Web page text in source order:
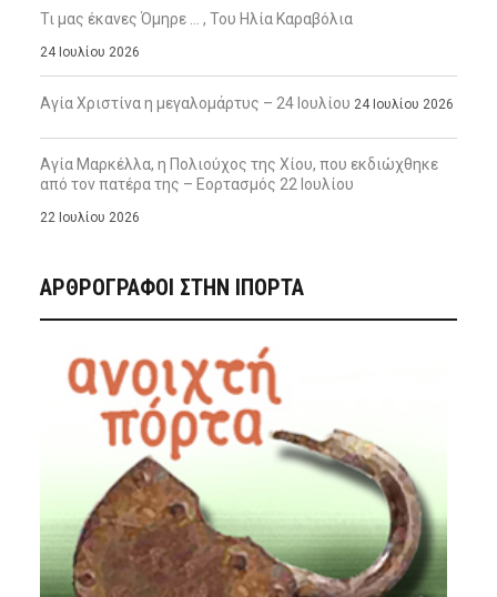
Τι μας έκανες Όμηρε … , Του Ηλία Καραβόλια
24 Ιουλίου 2026
Αγία Χριστίνα η μεγαλομάρτυς – 24 Ιουλίου 24 Ιουλίου 2026
Αγία Μαρκέλλα, η Πολιούχος της Χίου, που εκδιώχθηκε
από τον πατέρα της – Εορτασμός 22 Ιουλίου
22 Ιουλίου 2026
ΑΡΘΡΟΓΡΑΦΟΙ ΣΤΗΝ IΠΟΡΤΑ